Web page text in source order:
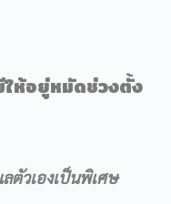
ให้อยู่หมัดช่วงตั้ง
ตัวเองเป็นพิเศษ